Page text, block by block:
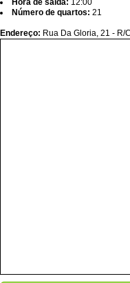
Hora de saída: 12:00
Número de quartos: 21
Endereço: Rua Da Gloria, 21 - R/